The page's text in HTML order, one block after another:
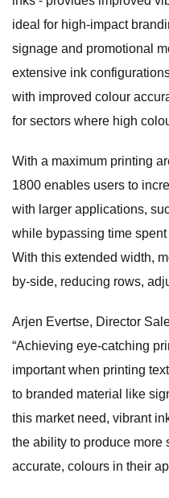
ideal for high-impact
signage and promotional
extensive ink
with improved colour
for sectors where high
With a maximum printing
1800 enables users to
with larger applications,
while bypassing time
With this extended width,
by-side, reducing rows,
Arjen Evertse, Director
“Achieving eye-catching
important when printing
to branded material like
this market need, vibrant
the ability to produce more
accurate, colours in their